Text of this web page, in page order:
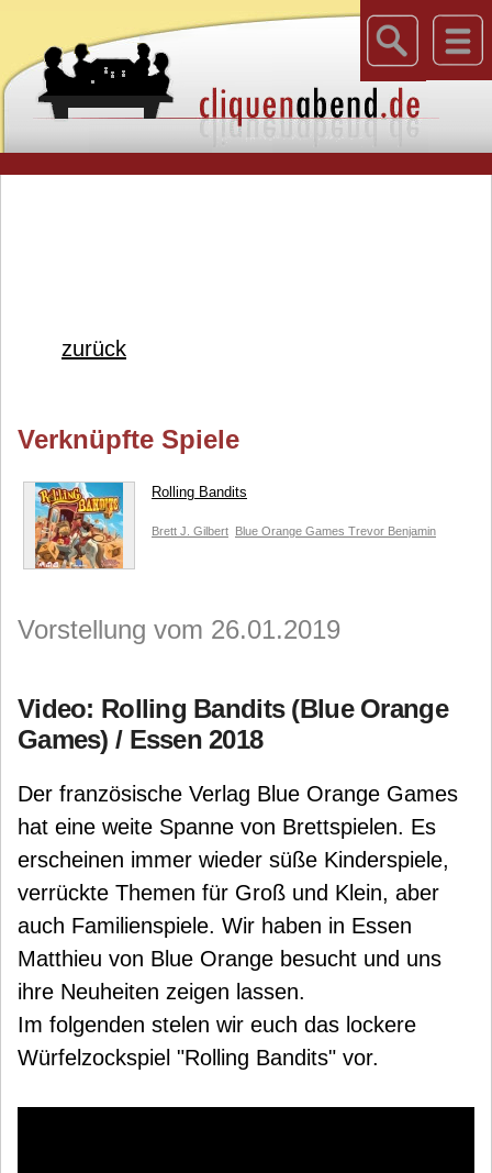
zurück
Verknüpfte Spiele
Rolling Bandits
Brett J. Gilbert Blue Orange Games Trevor Benjamin
Vorstellung vom 26.01.2019
Video: Rolling Bandits (Blue Orange
Games) / Essen 2018
Der französische Verlag Blue Orange Games
hat eine weite Spanne von Brettspielen. Es
erscheinen immer wieder süße Kinderspiele,
verrückte Themen für Groß und Klein, aber
auch Familienspiele. Wir haben in Essen
Matthieu von Blue Orange besucht und uns
ihre Neuheiten zeigen lassen.
Im folgenden stelen wir euch das lockere
Würfelzockspiel "Rolling Bandits" vor.